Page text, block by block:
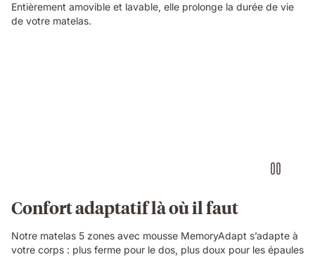
Entièrement amovible et lavable, elle prolonge la durée de vie
de votre matelas.
Confort adaptatif là où il faut
Notre matelas 5 zones avec mousse MemoryAdapt s’adapte à
votre corps : plus ferme pour le dos, plus doux pour les épaules